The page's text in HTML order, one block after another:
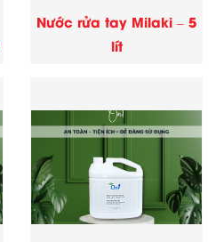
Nước rửa tay Milaki – 5
lít